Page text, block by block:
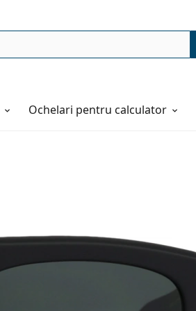
Ochelari pentru calculator